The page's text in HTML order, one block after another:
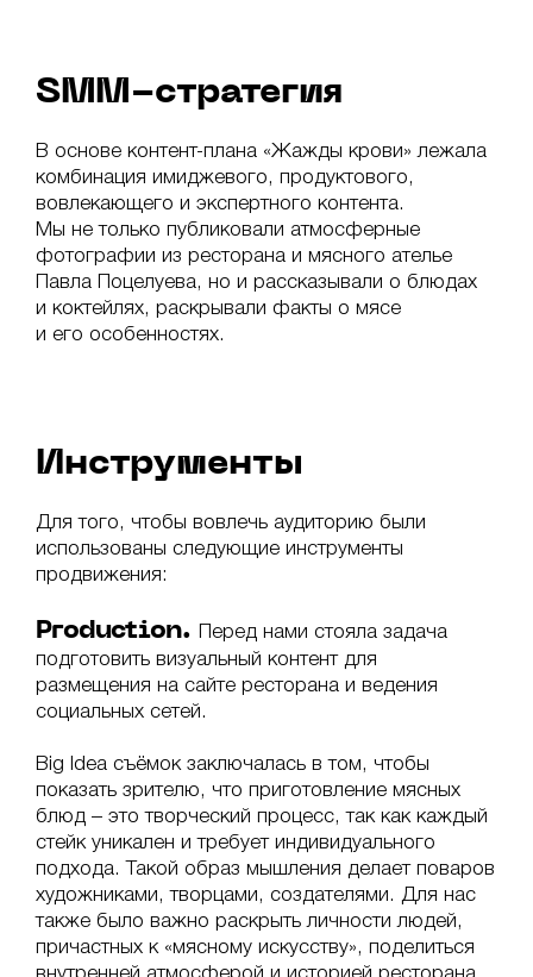
SMM-стратегия
В основе контент-плана «Жажды крови» лежала
комбинация имиджевого, продуктового,
вовлекающего и экспертного контента.
Мы не только публиковали атмосферные
фотографии из ресторана и мясного ателье
Павла Поцелуева, но и рассказывали о блюдах
и коктейлях, раскрывали факты о мясе
и его особенностях.
Инструменты
Для того, чтобы вовлечь аудиторию были
использованы следующие инструменты
продвижения:
Production.
Перед нами стояла задача
подготовить визуальный контент для
размещения на сайте ресторана и ведения
социальных сетей.
Big Idea съёмок заключалась в том, чтобы
показать зрителю, что приготовление мясных
блюд – это творческий процесс, так как каждый
стейк уникален и требует индивидуального
подхода. Такой образ мышления делает поваров
художниками, творцами, создателями. Для нас
также было важно раскрыть личности людей,
причастных к «мясному искусству», поделиться